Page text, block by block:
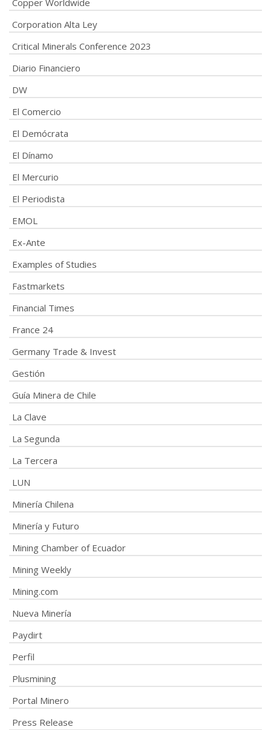
Corporation Alta Ley
Critical Minerals Conference 2023
Diario Financiero
DW
El Comercio
El Demócrata
El Dínamo
El Mercurio
El Periodista
EMOL
Ex-Ante
Examples of Studies
Fastmarkets
Financial Times
France 24
Germany Trade & Invest
Gestión
Guía Minera de Chile
La Clave
La Segunda
La Tercera
LUN
Minería Chilena
Minería y Futuro
Mining Chamber of Ecuador
Mining Weekly
Mining.com
Nueva Minería
Paydirt
Perfil
Plusmining
Portal Minero
Press Release